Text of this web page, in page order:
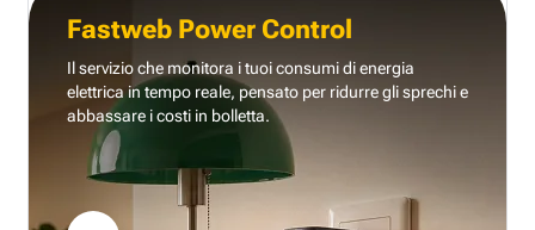
Fastweb Power Control
Il servizio che monitora i tuoi consumi di energia
elettrica in tempo reale, pensato per ridurre gli sprechi e
abbassare i costi in bolletta.